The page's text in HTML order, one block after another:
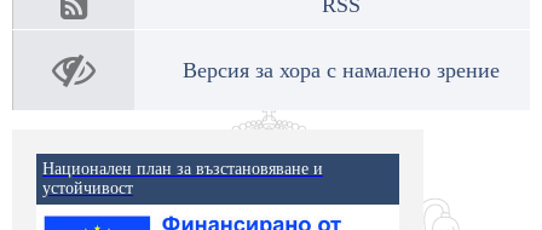
Версия за хора с намалено зрение
Национален план за възстановяване и
устойчивост